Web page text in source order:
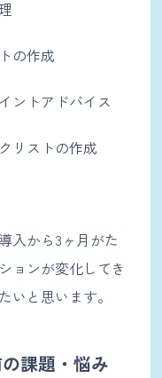
の作成
ントアドバイス
リストの作成
入から3ヶ月がた
ョンが変化してき
いと思います。
課題・悩み